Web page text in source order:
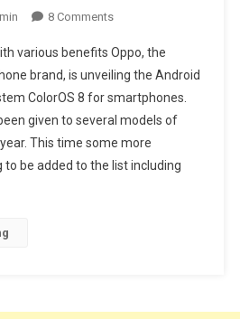
8 CommentsOn
OS
7
Appeared
With
Various
Benefits
various benefits Oppo, the
brand, is unveiling the Android
ColorOS 8 for smartphones.
given to several models of
This time some more
be added to the list including